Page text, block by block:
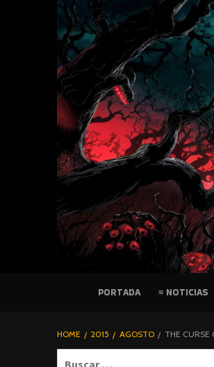
PELICULAS
BLOGHORROR
⋆
PORTADA ≡ NOTICIAS
HOME 2015 AGOSTO THE CURSE